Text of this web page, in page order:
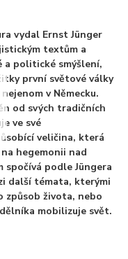
vydal Ernst Jünger
textům a
a politické smýšlení,
první světové války
v Německu.
od svých tradičních
ve své
veličina, která
hegemonii nad
podle Jüngera
další témata, kterými
způsob života, nebo
mobilizuje svět.